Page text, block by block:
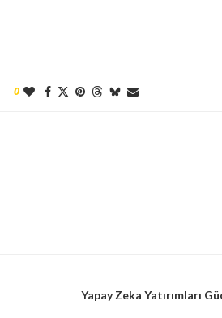
0
Yapay Zeka Yatırımları